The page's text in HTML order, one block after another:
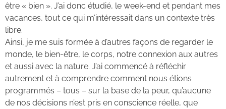
être « bien ». J’ai donc étudié, le week-end et pendant mes
vacances, tout ce qui m’intéressait dans un contexte très
libre.
Ainsi, je me suis formée à d’autres façons de regarder le
monde, le bien-être, le corps, notre connexion aux autres
et aussi avec la nature. J’ai commencé à réfléchir
autrement et à comprendre comment nous étions
programmés – tous – sur la base de la peur, qu’aucune
de nos décisions n’est pris en conscience réelle, que